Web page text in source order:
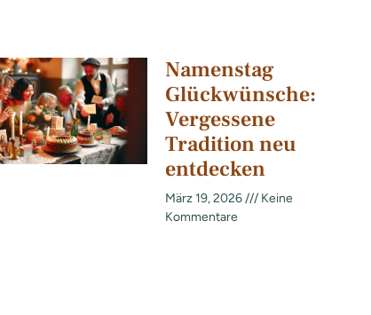
Namenstag
Glückwünsche:
Vergessene
Tradition neu
entdecken
März 19, 2026
Keine
Kommentare